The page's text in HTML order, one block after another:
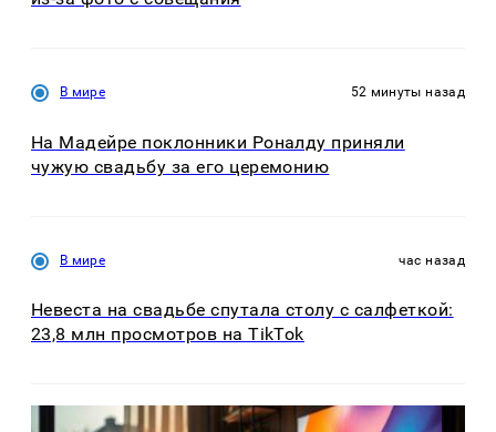
В мире 52 минуты назад
На Мадейре поклонники Роналду приняли
чужую свадьбу за его церемонию
В мире час назад
Невеста на свадьбе спутала столу с салфеткой:
23,8 млн просмотров на TikTok